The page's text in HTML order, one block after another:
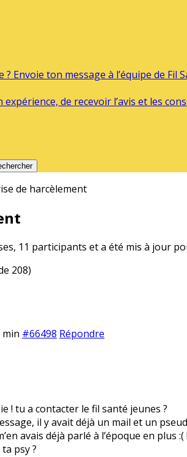
Envoie ton message à l’équipe de Fil
de recevoir l’avis et les
de harcèlement
11 participants et a été mis à jour
208)
min #66498 Répondre
! tu a contacter le fil santé jeunes ?
il y avait déjà un mail et un
avais déjà parlé à l’époque en
psy ?